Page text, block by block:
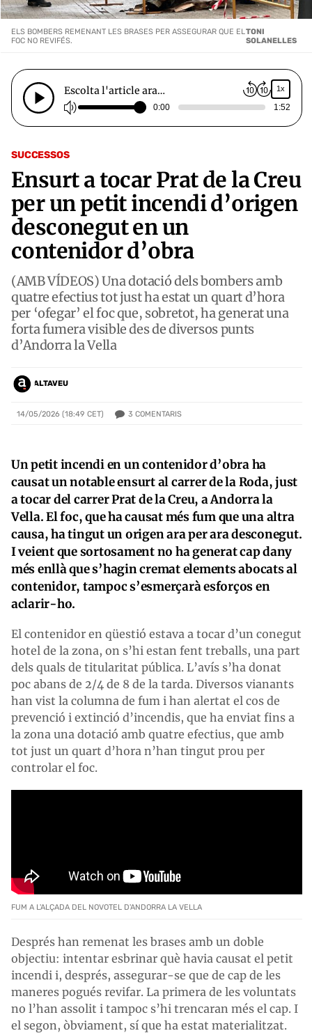
SUCCESSOS
Ensurt a tocar Prat de la Creu
per un petit incendi d’origen
desconegut en un
contenidor d’obra
(AMB VÍDEOS) Una dotació dels bombers amb
quatre efectius tot just ha estat un quart d’hora
per ‘ofegar’ el foc que, sobretot, ha generat una
forta fumera visible des de diversos punts
d’Andorra la Vella
ALTAVEU
14/05/2026 (18:49 CET) 3 COMENTARIS
ELS BOMBERS REMENANT LES BRASES PER ASSEGURAR QUE EL
FOC NO REVIFÉS.
TONI
SOLANELLES
Escolta l'article ara… 1x
0:00 1:52
Un petit incendi en un contenidor d’obra ha
causat un notable ensurt al carrer de la Roda, just
a tocar del carrer Prat de la Creu, a Andorra la
Vella. El foc, que ha causat més fum que una altra
causa, ha tingut un origen ara per ara desconegut.
I veient que sortosament no ha generat cap dany
més enllà que s’hagin cremat elements abocats al
contenidor, tampoc s’esmerçarà esforços en
aclarir-ho.
El contenidor en qüestió estava a tocar d’un conegut
hotel de la zona, on s’hi estan fent treballs, una part
dels quals de titularitat pública. L’avís s’ha donat
poc abans de 2/4 de 8 de la tarda. Diversos vianants
han vist la columna de fum i han alertat el cos de
prevenció i extinció d’incendis, que ha enviat fins a
la zona una dotació amb quatre efectius, que amb
tot just un quart d’hora n’han tingut prou per
controlar el foc.
FUM A L'ALÇADA DEL NOVOTEL D'ANDORRA LA VELLA
Després han remenat les brases amb un doble
objectiu: intentar esbrinar què havia causat el petit
incendi i, després, assegurar-se que de cap de les
maneres pogués revifar. La primera de les voluntats
no l’han assolit i tampoc s’hi trencaran més el cap. I
el segon, òbviament, sí que ha estat materialitzat.